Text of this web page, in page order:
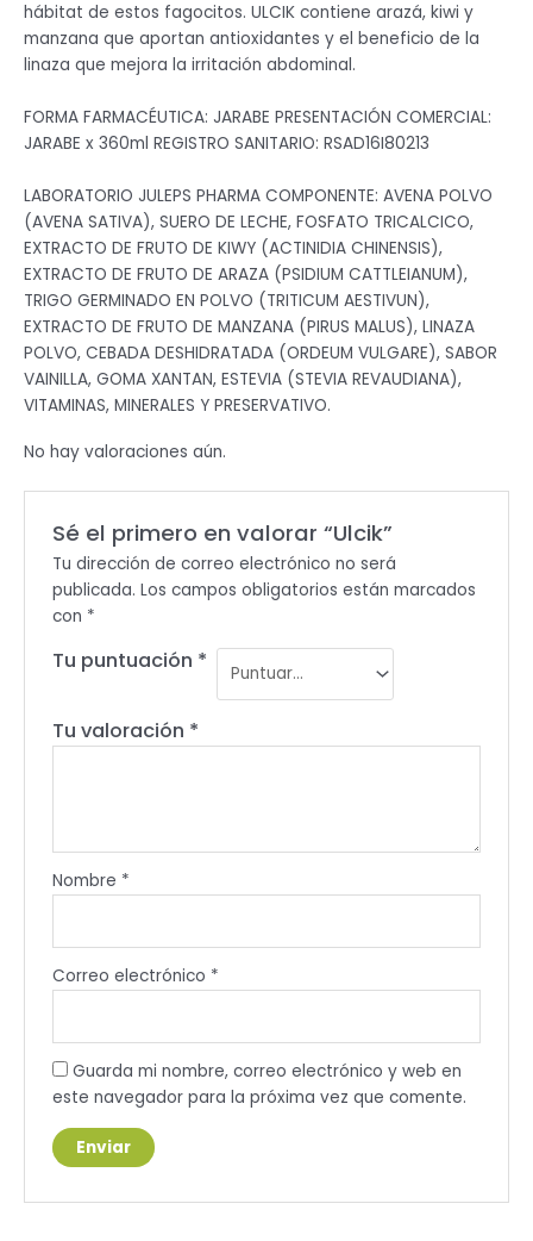
hábitat de estos fagocitos. ULCIK contiene arazá, kiwi y
manzana que aportan antioxidantes y el beneficio de la
linaza que mejora la irritación abdominal.
FORMA FARMACÉUTICA: JARABE PRESENTACIÓN COMERCIAL:
JARABE x 360ml REGISTRO SANITARIO: RSAD16I80213
LABORATORIO JULEPS PHARMA COMPONENTE: AVENA POLVO
(AVENA SATIVA), SUERO DE LECHE, FOSFATO TRICALCICO,
EXTRACTO DE FRUTO DE KIWY (ACTINIDIA CHINENSIS),
EXTRACTO DE FRUTO DE ARAZA (PSIDIUM CATTLEIANUM),
TRIGO GERMINADO EN POLVO (TRITICUM AESTIVUN),
EXTRACTO DE FRUTO DE MANZANA (PIRUS MALUS), LINAZA
POLVO, CEBADA DESHIDRATADA (ORDEUM VULGARE), SABOR
VAINILLA, GOMA XANTAN, ESTEVIA (STEVIA REVAUDIANA),
VITAMINAS, MINERALES Y PRESERVATIVO.
No hay valoraciones aún.
Sé el primero en valorar “Ulcik”
Tu dirección de correo electrónico no será
publicada. Los campos obligatorios están marcados
con *
Tu puntuación *
Tu valoración *
Nombre *
Correo electrónico *
Guarda mi nombre, correo electrónico y web en
este navegador para la próxima vez que comente.